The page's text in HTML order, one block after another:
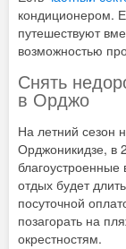
кондиционером.
путешествуют
возможностью
Снять
в Орджо
На летний сезон
Орджоникидзе, в
отдых будет
посуточной
позагорать на
окрестностям.